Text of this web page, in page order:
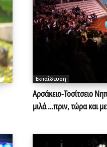
Εκπαίδευση
Αρσάκειο-Τοσίτσειο
μιλά …πριν, τώρα και